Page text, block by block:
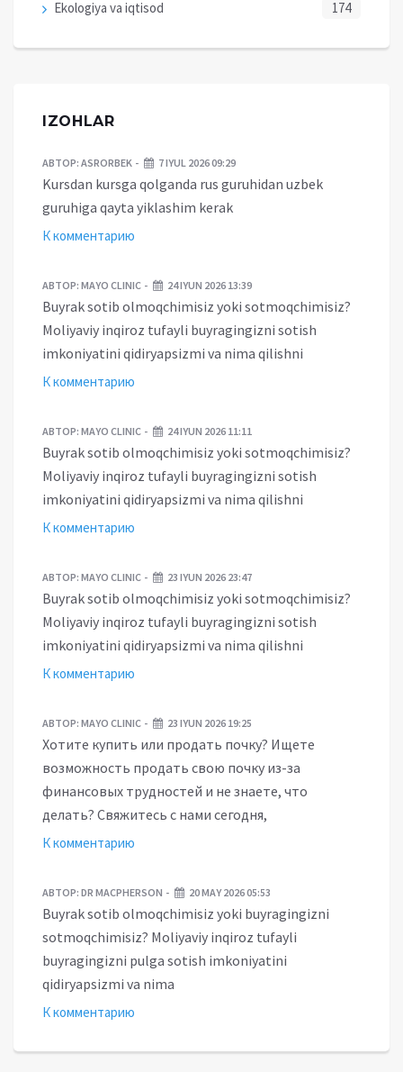
Ekologiya va iqtisod 174
IZOHLAR
АВТОР: ASRORBEK 7 IYUL 2026 09:29
Kursdan kursga qolganda rus guruhidan uzbek
guruhiga qayta yiklashim kerak
К комментарию
АВТОР: MAYO CLINIC 24 IYUN 2026 13:39
Buyrak sotib olmoqchimisiz yoki sotmoqchimisiz?
Moliyaviy inqiroz tufayli buyragingizni sotish
imkoniyatini qidiryapsizmi va nima qilishni
К комментарию
АВТОР: MAYO CLINIC 24 IYUN 2026 11:11
Buyrak sotib olmoqchimisiz yoki sotmoqchimisiz?
Moliyaviy inqiroz tufayli buyragingizni sotish
imkoniyatini qidiryapsizmi va nima qilishni
К комментарию
АВТОР: MAYO CLINIC 23 IYUN 2026 23:47
Buyrak sotib olmoqchimisiz yoki sotmoqchimisiz?
Moliyaviy inqiroz tufayli buyragingizni sotish
imkoniyatini qidiryapsizmi va nima qilishni
К комментарию
АВТОР: MAYO CLINIC 23 IYUN 2026 19:25
Хотите купить или продать почку? Ищете
возможность продать свою почку из-за
финансовых трудностей и не знаете, что
делать? Свяжитесь с нами сегодня,
К комментарию
АВТОР: DR MACPHERSON 20 MAY 2026 05:53
Buyrak sotib olmoqchimisiz yoki buyragingizni
sotmoqchimisiz? Moliyaviy inqiroz tufayli
buyragingizni pulga sotish imkoniyatini
qidiryapsizmi va nima
К комментарию